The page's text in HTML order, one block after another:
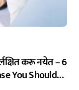
करू नयेत – 6
You Shouldn’t